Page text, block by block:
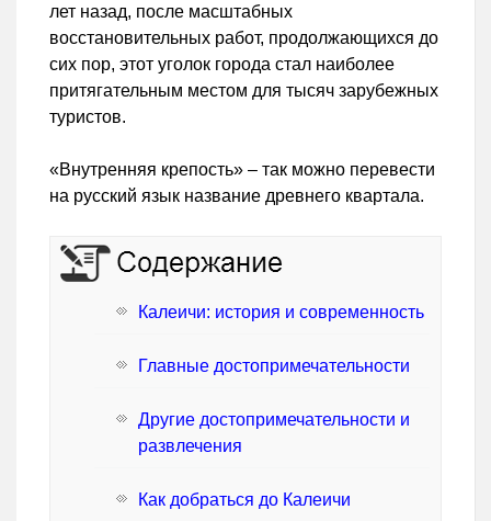
лет назад, после масштабных
восстановительных работ, продолжающихся до
сих пор, этот уголок города стал наиболее
притягательным местом для тысяч зарубежных
туристов.
«Внутренняя крепость» – так можно перевести
на русский язык название древнего квартала.
Калеичи: история и современность
Главные достопримечательности
Другие достопримечательности и
развлечения
Как добраться до Калеичи